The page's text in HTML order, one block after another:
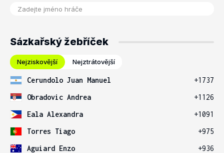
Sázkařský žebříček
Nejziskovější Nejztrátovější
Cerundolo Juan Manuel
+1737
Obradovic Andrea
+1126
Eala Alexandra
+1091
Torres Tiago
+975
Aguiard Enzo
+936